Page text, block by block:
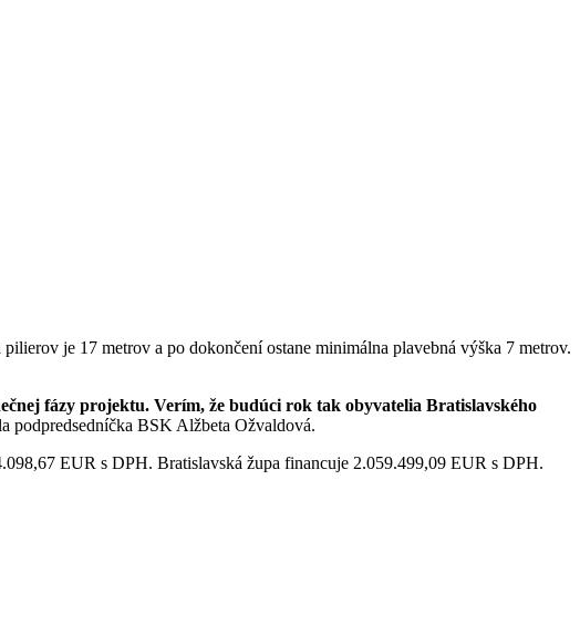
je 17 metrov a po dokončení ostane minimálna plavebná výška 7 metrov.
fázy projektu. Verím, že budúci rok tak obyvatelia Bratislavského
podpredsedníčka BSK Alžbeta Ožvaldová.
EUR s DPH. Bratislavská župa financuje 2.059.499,09 EUR s DPH.